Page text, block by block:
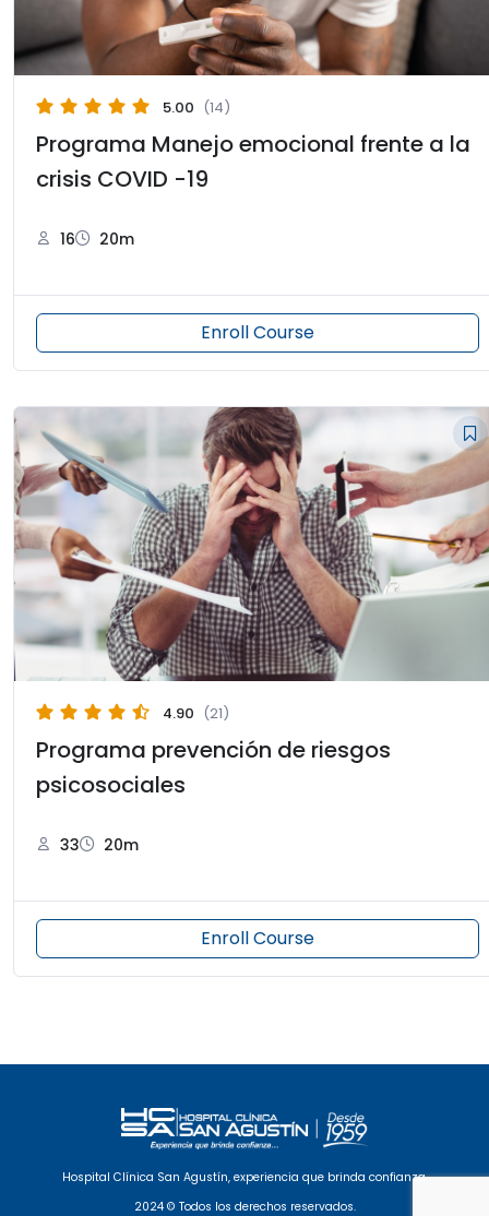
5.00 (14)
Programa Manejo emocional frente a la
crisis COVID -19
16 20m
Enroll Course
4.90 (21)
Programa prevención de riesgos
psicosociales
33 20m
Enroll Course
Hospital Clínica San Agustín, experiencia que brinda confianza.
2024 © Todos los derechos reservados.